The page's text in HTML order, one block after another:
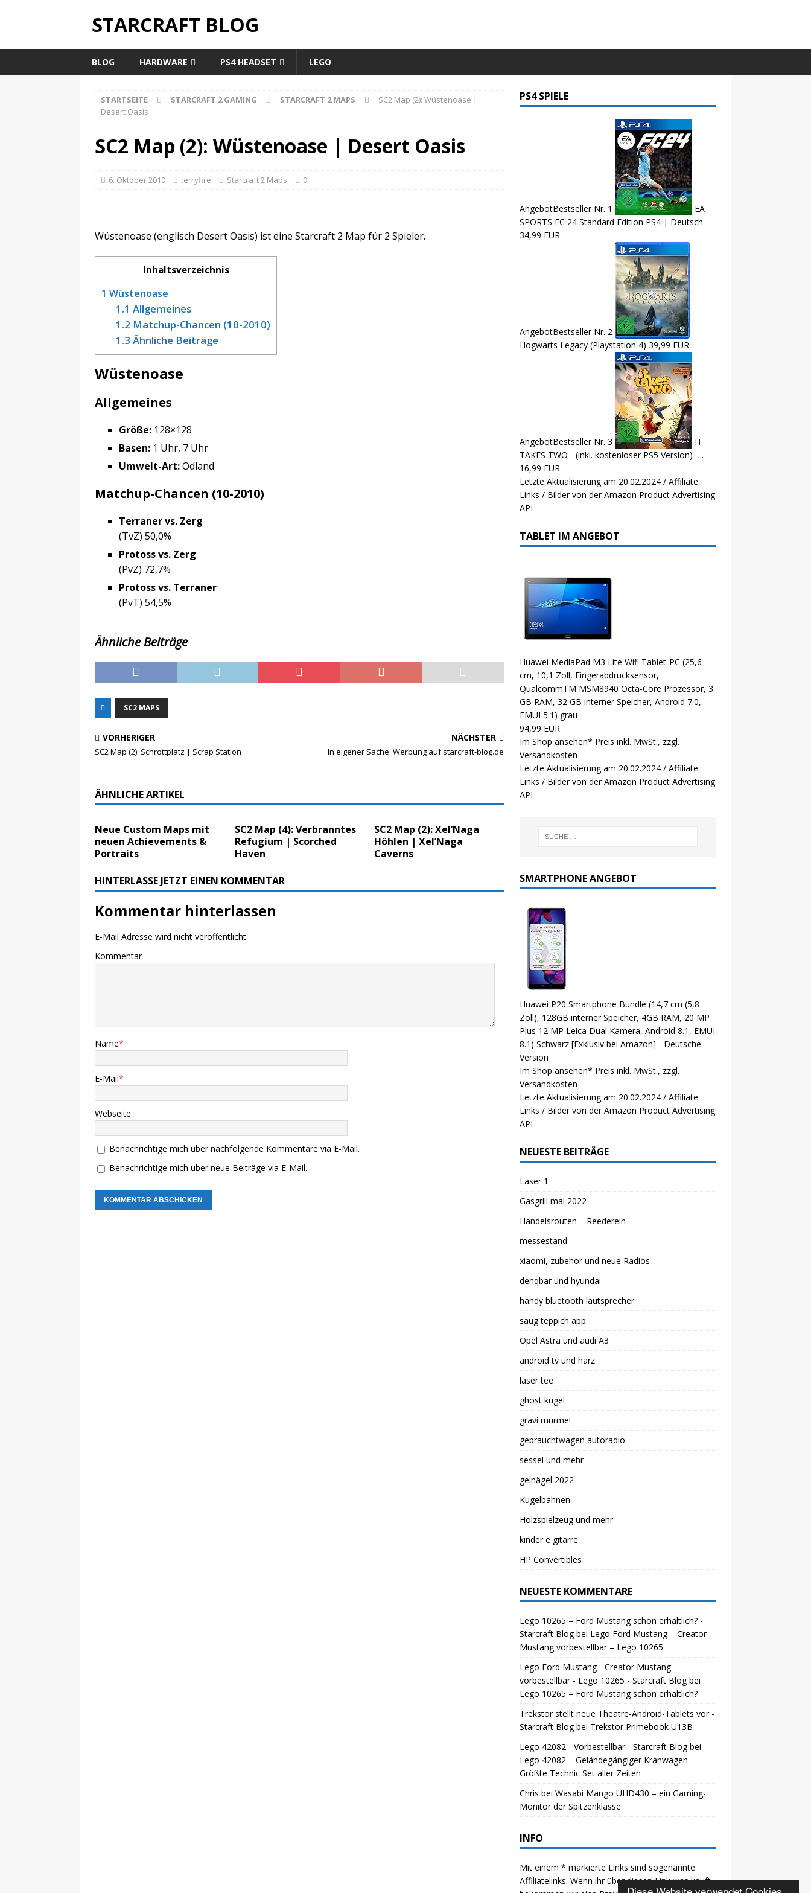
STARCRAFT BLOG
BLOG HARDWARE PS4 HEADSET LEGO
STARTSEITE STARCRAFT 2 GAMING STARCRAFT 2 MAPS
SC2 Map (2): Wüstenoase |
Desert Oasis
SC2 Map (2): Wüstenoase | Desert Oasis
6. Oktober 2010 terryfire Starcraft 2 Maps 0
Wüstenoase (englisch Desert Oasis) ist eine Starcraft 2 Map für 2 Spieler.
Inhaltsverzeichnis
1 Wüstenoase
1.1 Allgemeines
1.2 Matchup-Chancen (10-2010)
1.3 Ähnliche Beiträge
Wüstenoase
Allgemeines
Größe: 128×128
Basen: 1 Uhr, 7 Uhr
Umwelt-Art:Ödland
Matchup-Chancen (10-2010)
Terraner vs. Zerg
(TvZ) 50,0%
Protoss vs. Zerg
(PvZ) 72,7%
Protoss vs. Terraner
(PvT) 54,5%
Ähnliche Beiträge
SC2 MAPS
VORHERIGER
SC2 Map (2): Schrottplatz | Scrap Station
NÄCHSTER
In eigener Sache: Werbung auf starcraft-blog.de
ÄHNLICHE ARTIKEL
Neue Custom Maps mit
neuen Achievements &
Portraits
SC2 Map (4): Verbranntes
Refugium | Scorched
Haven
SC2 Map (2): Xel’Naga
Höhlen | Xel’Naga
Caverns
HINTERLASSE JETZT EINEN KOMMENTAR
Kommentar hinterlassen
E-Mail Adresse wird nicht veröffentlicht.
Kommentar
Name*
E-Mail*
Webseite
Benachrichtige mich über nachfolgende Kommentare via E-Mail.
Benachrichtige mich über neue Beiträge via E-Mail.
PS4 SPIELE
AngebotBestseller Nr. 1
EA
SPORTS FC 24 Standard Edition PS4 | Deutsch
34,99 EUR
AngebotBestseller Nr. 2
Hogwarts Legacy (Playstation 4) 39,99 EUR
AngebotBestseller Nr. 3
IT
TAKES TWO - (inkl. kostenloser PS5 Version) -...
16,99 EUR
Letzte Aktualisierung am 20.02.2024 / Affiliate
Links / Bilder von der Amazon Product Advertising
API
TABLET IM ANGEBOT
Huawei MediaPad M3 Lite Wifi Tablet-PC (25,6
cm, 10,1 Zoll, Fingerabdrucksensor,
QualcommTM MSM8940 Octa-Core Prozessor, 3
GB RAM, 32 GB interner Speicher, Android 7.0,
EMUI 5.1) grau
94,99 EUR
Im Shop ansehen* Preis inkl. MwSt., zzgl.
Versandkosten
Letzte Aktualisierung am 20.02.2024 / Affiliate
Links / Bilder von der Amazon Product Advertising
API
SMARTPHONE ANGEBOT
Huawei P20 Smartphone Bundle (14,7 cm (5,8
Zoll), 128GB interner Speicher, 4GB RAM, 20 MP
Plus 12 MP Leica Dual Kamera, Android 8.1, EMUI
8.1) Schwarz [Exklusiv bei Amazon] - Deutsche
Version
Im Shop ansehen* Preis inkl. MwSt., zzgl.
Versandkosten
Letzte Aktualisierung am 20.02.2024 / Affiliate
Links / Bilder von der Amazon Product Advertising
API
NEUESTE BEITRÄGE
Laser 1
Gasgrill mai 2022
Handelsrouten – Reederein
messestand
xiaomi, zubehör und neue Radios
denqbar und hyundai
handy bluetooth lautsprecher
saug teppich app
Opel Astra und audi A3
android tv und harz
laser tee
ghost kugel
gravi murmel
gebrauchtwagen autoradio
sessel und mehr
gelnägel 2022
Kugelbahnen
Holzspielzeug und mehr
kinder e gitarre
HP Convertibles
NEUESTE KOMMENTARE
Lego 10265 – Ford Mustang schon erhältlich? -
Starcraft Blogbei Lego Ford Mustang – Creator
Mustang vorbestellbar – Lego 10265
Lego Ford Mustang - Creator Mustang
vorbestellbar - Lego 10265 - Starcraft Blogbei
Lego 10265 – Ford Mustang schon erhältlich?
Trekstor stellt neue Theatre-Android-Tablets vor -
Starcraft Blogbei Trekstor Primebook U13B
Lego 42082 - Vorbestellbar - Starcraft Blogbei
Lego 42082 – Geländegängiger Kranwagen –
Größte Technic Set aller Zeiten
Chris bei Wasabi Mango UHD430 – ein Gaming-
Monitor der Spitzenklasse
INFO
Mit einem * markierte Links sind sogenannte
Affiliatelinks. Wenn ihr über diesen Link was kauft,